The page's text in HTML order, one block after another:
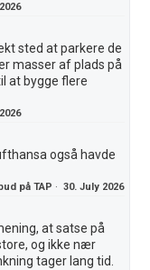
sted at parkere de
masser af plads på
at bygge flere
også havde
på TAP ·30. July 2026
at satse på
og ikke nær
tager lang tid.